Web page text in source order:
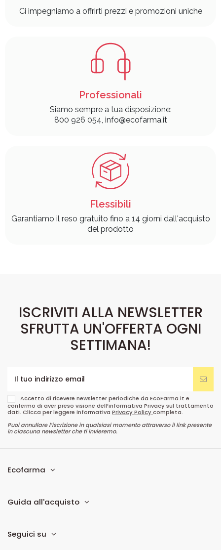
Ci impegniamo a offrirti prezzi e promozioni uniche
Professionali
Siamo sempre a tua disposizione:
800 926 054, info@ecofarma.it
Flessibili
Garantiamo il reso gratuito fino a 14 giorni dall'acquisto
del prodotto
ISCRIVITI ALLA NEWSLETTER
SFRUTTA UN'OFFERTA OGNI
SETTIMANA!
Accetto di ricevere newsletter periodiche da EcoFarma.it e
confermo di aver preso visione dell’informativa Privacy sul trattamento
dati. Clicca per leggere informativa Privacy Policycompleta.
Puoi annullare l’iscrizione in qualsiasi momento attraverso il link presente
in ciascuna newsletter che ti invieremo.
Ecofarma
Guida all'acquisto
Seguici su